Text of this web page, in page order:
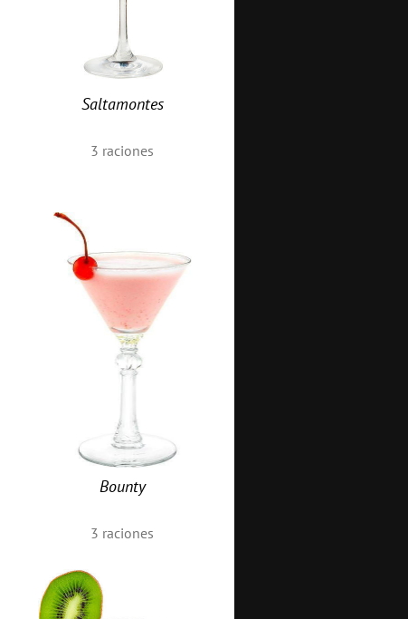
Saltamontes
3 raciones
Bounty
3 raciones